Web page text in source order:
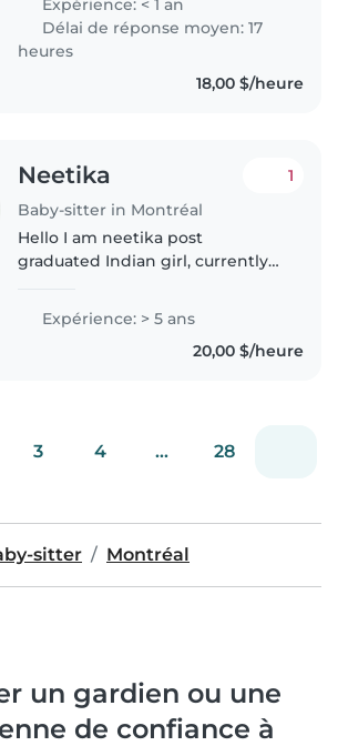
souriante surtout avec les
enfants, raison pour laquelle..
Expérience: < 1 an
Délai de réponse moyen: 17
heures
18,00 $/heure
Neetika
Baby-sitter in Montréal
1
Hello I am neetika post
graduated Indian girl, currently
interested in this job. I have
experience of babysitter. So, if
you are looking for reliable ,
Expérience: > 5 ans
20,00 $/heure
3 4 ... 28
sitter Montréal
un gardien ou une
de confiance à